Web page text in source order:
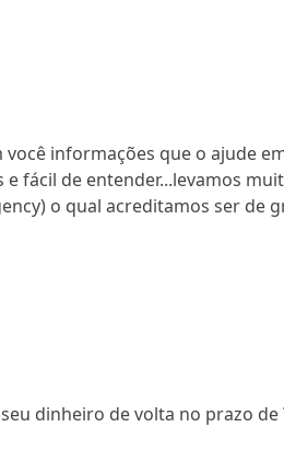
informações que o ajude
fácil de entender...levamos
o qual acreditamos ser de
dinheiro de volta no prazo de